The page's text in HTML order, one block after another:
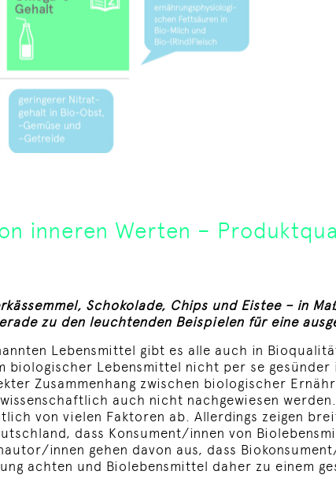
inneren Werten –
Schokolade, Chips und Eistee – in
zu den leuchtenden Beispielen für eine
Lebensmittel gibt es alle auch in
biologischer Lebensmittel nicht per se gesünder
Zusammenhang zwischen biologischer
auch nicht nachgewiesen
von vielen Faktoren ab. Allerdings zeigen
dass Konsument/innen von
innen gehen davon aus, dass
achten und Biolebensmittel daher zu einem